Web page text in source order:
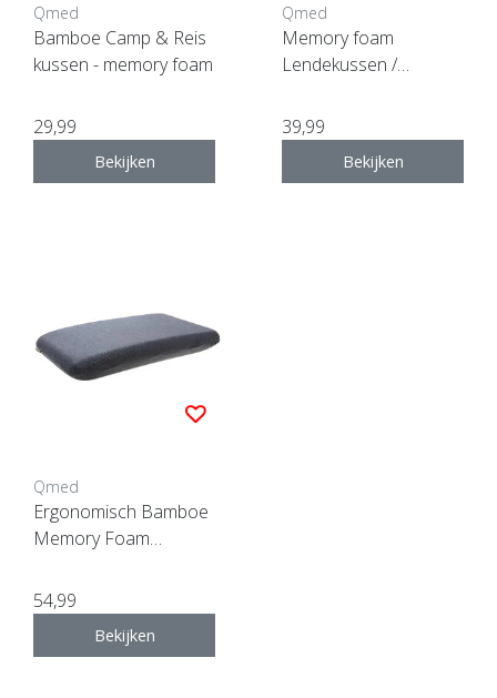
Qmed
Bamboe Camp & Reis
kussen - memory foam
29,99
Bekijken
Qmed
Memory foam
Lendekussen /
39,99
Bekijken
Qmed
Ergonomisch Bamboe
Memory Foam
54,99
Bekijken